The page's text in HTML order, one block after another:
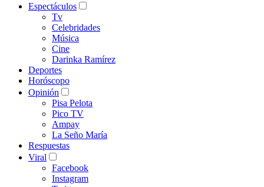
Espectáculos
Tv
Celebridades
Música
Cine
Darinka Ramírez
Deportes
Horóscopo
Opinión
Pisa Pelota
Pico TV
Ampay
La Seño María
Respuestas
Viral
Facebook
Instagram